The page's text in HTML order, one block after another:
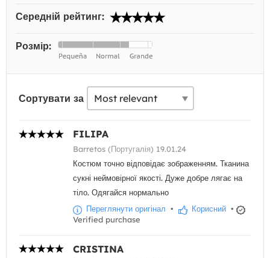
Середній рейтинг:
Розмір:
Сортувати за
FILIPA
Barretos (Португалія) 19.01.24
Костюм точно відповідає зображенням. Тканина
сукні неймовірної якості. Дуже добре лягає на
тіло. Одягайся нормально
Переглянути оригінал • Корисний •
Verified purchase
CRISTINA